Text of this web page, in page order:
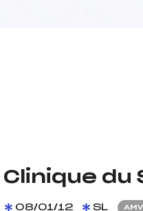
Clinique
08/01/12 SL